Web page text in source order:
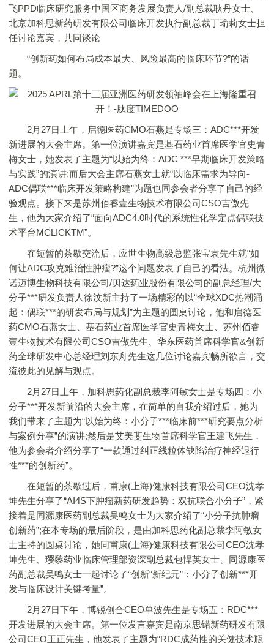
飞PPD临床研究服务中国区商务发展负责人/副总裁耿丹女士、
北京加科思新药研发有限公司临床开发执行副总裁丁瑜莉女士担
任讨论嘉宾，共同谈论
“创新药如何布局成本最大、风险最高的临床环节?”的话
题。
2月27日上午，启德医药CMO石燕是专场三：ADC***开发
新进展的大会主席。第一位演讲嘉宾是基石药业首席医学官史青
梅女士，她发表了主题为“以始为终：ADC ***早期临床开发策略
与实践”的演讲;而后大会主席石燕女士就“以临床需求为导向-
ADC偶联***临床开发策略构建”为题也同参会者分享了自己的经
验观点。接下来是苏州佰睿壹生物技术有限公司CSO吉傲先
生，他为大家介绍了“面向ADC4.0时代的系统性化学定点偶联技
术平台MCLICKTM”。
在短暂的茶歇交流后，应世生物高级总监张宝袁先生就“如
何让ADC攻克难治性肿瘤?”这个问题发表了自己的看法。杭州微
诺迈博生物科技有限公司/贝达药业股份有限公司的副总经理/大
分子***研发负责人徐汶新主持了一场精彩的以“全球XDC热潮涌
起：偶联***的研发布局与规划”为主题的圆桌讨论，他和启德医
药CMO石燕女士、基石药业首席医学官史青梅女士、苏州佰睿
壹生物技术有限公司CSO吉傲先生、华东医药首席科学官&创新
药全球研发中心总经理刘东舟先生这几位讨论嘉宾畅所欲言，交
流彼此的见解与观点。
2月27日上午，加科思药化副总裁李阿敏女士是专场四：小
分子***开发新前沿的大会主席，在简单的自我介绍过后，她为
我们带来了主题为“以始为终：小分子***临床前***研究要点分析
与案例分享”的演讲;然后是艾美斐生物首席科学官王建飞先生，
他为参会者介绍分享了“一款通过纠正线粒体缺陷治疗神经退行
性***的创新药”。
在短暂的茶歇过后，甫康(上海)健康科技有限公司CEO沈孝
坤先生分享了“AI4S下肿瘤新药研发趋势：双抗联合小分子”，紧
接着是同源康医药副总裁吴鸣女士为大家介绍了“小分子抗肿瘤
创新药”;在本专场的最后阶段，是由加科思药化副总裁李阿敏女
士主持的圆桌讨论，她同甫康(上海)健康科技有限公司CEO沈孝
坤先生、璎黎药业临床管理部资深副总裁包悍英女士、同源康医
药副总裁吴鸣女士一起讨论了“创新“新纪元”：小分子创新***开
发与临床设计关键考量”。
2月27日下午，博锐创合CEO单波先生是专场五：RDC***
开发进展的大会主席。第一位发言嘉宾是南京思锘新药研发有限
公司CEO王正先生，他发表了主题为“RDC成药性的关健技术瓶